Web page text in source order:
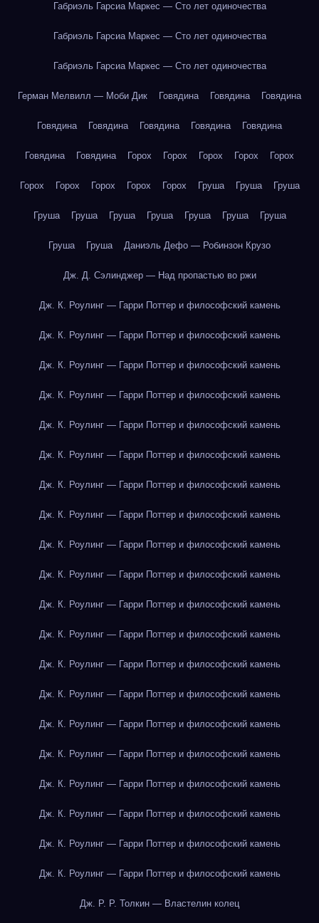
Габриэль Гарсиа Маркес — Сто лет одиночества
Габриэль Гарсиа Маркес — Сто лет одиночества
Габриэль Гарсиа Маркес — Сто лет одиночества
Герман Мелвилл — Моби Дик Говядина Говядина Говядина
Говядина Говядина Говядина Говядина Говядина
Говядина Говядина Горох Горох Горох Горох Горох
Горох Горох Горох Горох Горох Груша Груша Груша
Груша Груша Груша Груша Груша Груша Груша
Груша Груша Даниэль Дефо — Робинзон Крузо
Дж. Д. Сэлинджер — Над пропастью во ржи
Дж. К. Роулинг — Гарри Поттер и философский камень
Дж. К. Роулинг — Гарри Поттер и философский камень
Дж. К. Роулинг — Гарри Поттер и философский камень
Дж. К. Роулинг — Гарри Поттер и философский камень
Дж. К. Роулинг — Гарри Поттер и философский камень
Дж. К. Роулинг — Гарри Поттер и философский камень
Дж. К. Роулинг — Гарри Поттер и философский камень
Дж. К. Роулинг — Гарри Поттер и философский камень
Дж. К. Роулинг — Гарри Поттер и философский камень
Дж. К. Роулинг — Гарри Поттер и философский камень
Дж. К. Роулинг — Гарри Поттер и философский камень
Дж. К. Роулинг — Гарри Поттер и философский камень
Дж. К. Роулинг — Гарри Поттер и философский камень
Дж. К. Роулинг — Гарри Поттер и философский камень
Дж. К. Роулинг — Гарри Поттер и философский камень
Дж. К. Роулинг — Гарри Поттер и философский камень
Дж. К. Роулинг — Гарри Поттер и философский камень
Дж. К. Роулинг — Гарри Поттер и философский камень
Дж. К. Роулинг — Гарри Поттер и философский камень
Дж. К. Роулинг — Гарри Поттер и философский камень
Дж. Р. Р. Толкин — Властелин колец